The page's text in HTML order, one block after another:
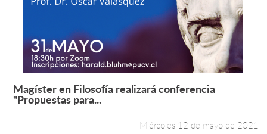
Leer más +
Magíster en Filosofía realizará conferencia
"Propuestas para...
Miércoles 12 de mayo de 2021